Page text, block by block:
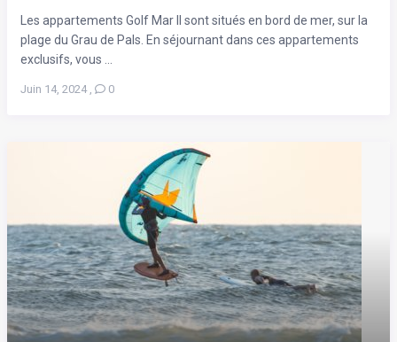
Les appartements Golf Mar II sont situés en bord de mer, sur la
plage du Grau de Pals. En séjournant dans ces appartements
exclusifs, vous ...
Juin 14, 2024, 0